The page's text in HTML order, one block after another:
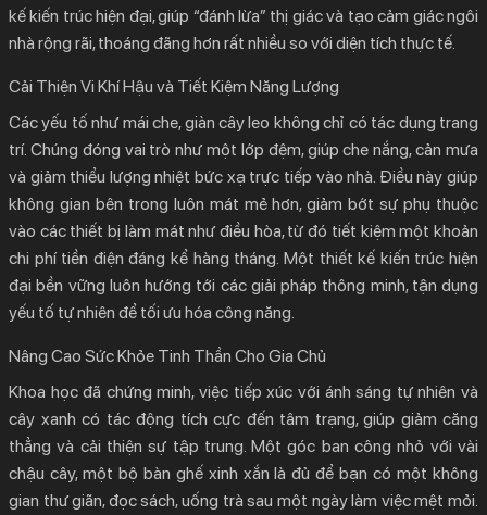
kế kiến trúc hiện đại, giúp “đánh lừa” thị giác và tạo cảm giác ngôi
nhà rộng rãi, thoáng đãng hơn rất nhiều so với diện tích thực tế.
Cải Thiện Vi Khí Hậu và Tiết Kiệm Năng Lượng
Các yếu tố như mái che, giàn cây leo không chỉ có tác dụng trang
trí. Chúng đóng vai trò như một lớp đệm, giúp che nắng, cản mưa
và giảm thiểu lượng nhiệt bức xạ trực tiếp vào nhà. Điều này giúp
không gian bên trong luôn mát mẻ hơn, giảm bớt sự phụ thuộc
vào các thiết bị làm mát như điều hòa, từ đó tiết kiệm một khoản
chi phí tiền điện đáng kể hàng tháng. Một thiết kế kiến trúc hiện
đại bền vững luôn hướng tới các giải pháp thông minh, tận dụng
yếu tố tự nhiên để tối ưu hóa công năng.
Nâng Cao Sức Khỏe Tinh Thần Cho Gia Chủ
Khoa học đã chứng minh, việc tiếp xúc với ánh sáng tự nhiên và
cây xanh có tác động tích cực đến tâm trạng, giúp giảm căng
thẳng và cải thiện sự tập trung. Một góc ban công nhỏ với vài
chậu cây, một bộ bàn ghế xinh xắn là đủ để bạn có một không
gian thư giãn, đọc sách, uống trà sau một ngày làm việc mệt mỏi.